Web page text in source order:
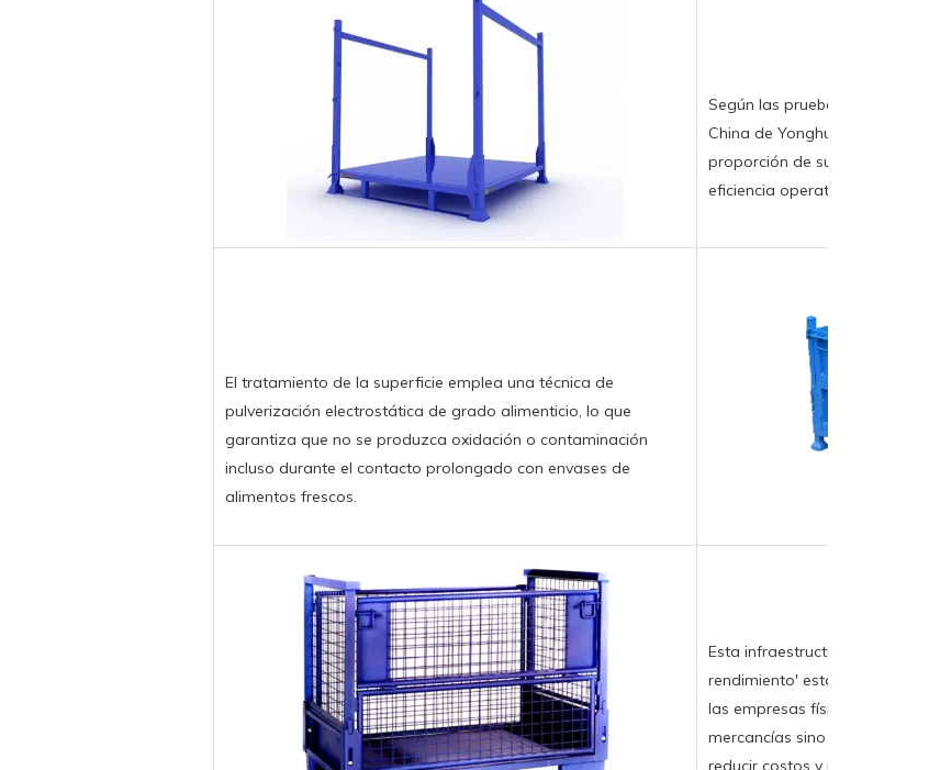
Según las pruebas in situ en
China de Yonghui
proporción de superficie del
eficiencia operativa de los
El tratamiento de la superficie emplea una técnica de
pulverización electrostática de grado alimenticio, lo que
garantiza que no se produzca oxidación o contaminación
incluso durante el contacto prolongado con envases de
alimentos frescos.
Esta infraestructura de
rendimiento' está
las empresas físicas: sirve
mercancías sino también
reducir costos y mejorar la